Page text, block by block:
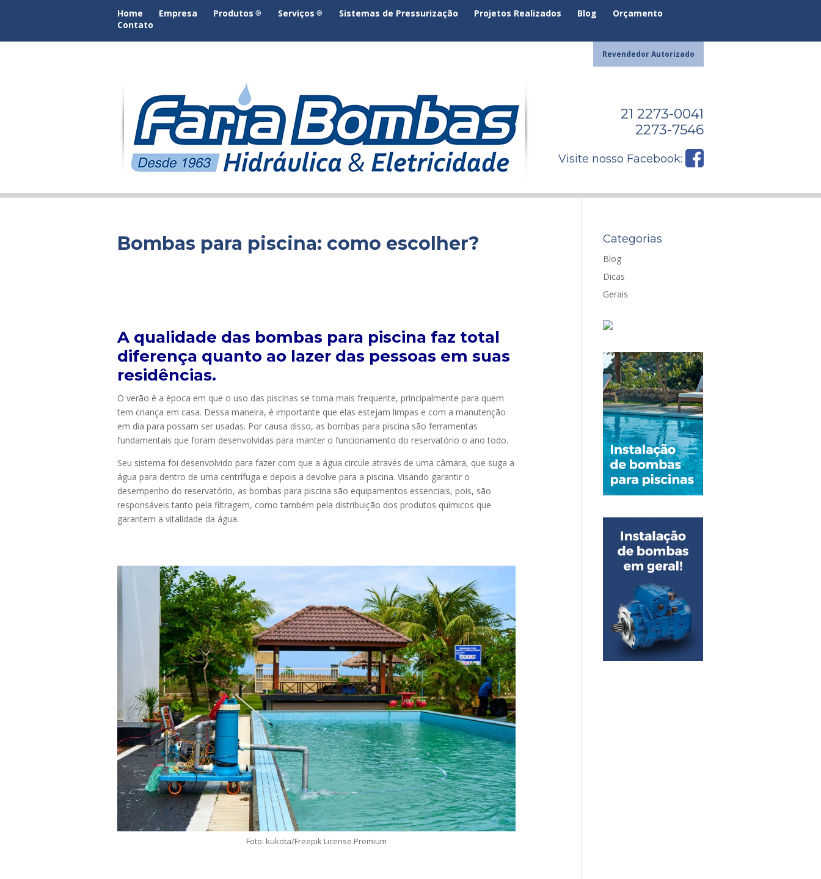
Home Empresa Produtos Serviços Sistemas de Pressurização Projetos Realizados Blog
Orçamento
Contato
Revendedor Autorizado
21 2273-0041
2273-7546
Visite nosso Facebook:
Bombas para piscina: como escolher?
A qualidade das bombas para piscina faz total
diferença quanto ao lazer das pessoas em suas
residências.
O verão é a época em que o uso das piscinas se torna mais frequente, principalmente para quem
tem criança em casa. Dessa maneira, é importante que elas estejam limpas e com a manutenção
em dia para possam ser usadas. Por causa disso, as bombas para piscina são ferramentas
fundamentais que foram desenvolvidas para manter o funcionamento do reservatório o ano todo.
Seu sistema foi desenvolvido para fazer com que a água circule através de uma câmara, que suga a
água para dentro de uma centrífuga e depois a devolve para a piscina. Visando garantir o
desempenho do reservatório, as bombas para piscina são equipamentos essenciais, pois, são
responsáveis tanto pela filtragem, como também pela distribuição dos produtos químicos que
garantem a vitalidade da água.
Foto: kukota/Freepik License Premium
Categorias
Blog
Dicas
Gerais